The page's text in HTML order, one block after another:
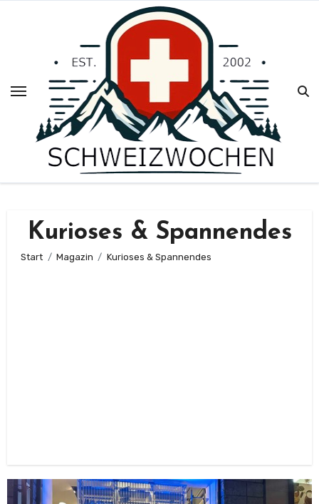
Kurioses & Spannendes
Start Magazin Kurioses & Spannendes